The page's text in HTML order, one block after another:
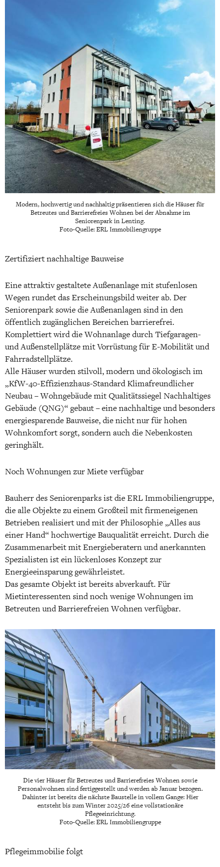
Modern, hochwertig und nachhaltig präsentieren sich die Häuser für
Betreutes und Barrierefreies Wohnen bei der Abnahme im
Seniorenpark in Lenting.
Foto-Quelle: ERL Immobiliengruppe
Zertifiziert nachhaltige Bauweise
Eine attraktiv gestaltete Außenanlage mit stufenlosen
Wegen rundet das Erscheinungsbild weiter ab. Der
Seniorenpark sowie die Außenanlagen sind in den
öffentlich zugänglichen Bereichen barrierefrei.
Komplettiert wird die Wohnanlage durch Tiefgaragen-
und Außenstellplätze mit Vorrüstung für E-Mobilität und
Fahrradstellplätze.
Alle Häuser wurden stilvoll, modern und ökologisch im
„KfW-40-Effizienzhaus-Standard Klimafreundlicher
Neubau – Wohngebäude mit Qualitätssiegel Nachhaltiges
Gebäude (QNG)“ gebaut – eine nachhaltige und besonders
energiesparende Bauweise, die nicht nur für hohen
Wohnkomfort sorgt, sondern auch die Nebenkosten
geringhält.
Noch Wohnungen zur Miete verfügbar
Bauherr des Seniorenparks ist die ERL Immobiliengruppe,
die alle Objekte zu einem Großteil mit firmeneigenen
Betrieben realisiert und mit der Philosophie „Alles aus
einer Hand“ hochwertige Bauqualität erreicht. Durch die
Zusammenarbeit mit Energieberatern und anerkannten
Spezialisten ist ein lückenloses Konzept zur
Energieeinsparung gewährleistet.
Das gesamte Objekt ist bereits abverkauft. Für
Mietinteressenten sind noch wenige Wohnungen im
Betreuten und Barrierefreien Wohnen verfügbar.
Die vier Häuser für Betreutes und Barrierefreies Wohnen sowie
Personalwohnen sind fertiggestellt und werden ab Januar bezogen.
Dahinter ist bereits die nächste Baustelle in vollem Gange: Hier
entsteht bis zum Winter 2025/26 eine vollstationäre
Pflegeeinrichtung.
Foto-Quelle: ERL Immobiliengruppe
Pflegeimmobilie folgt